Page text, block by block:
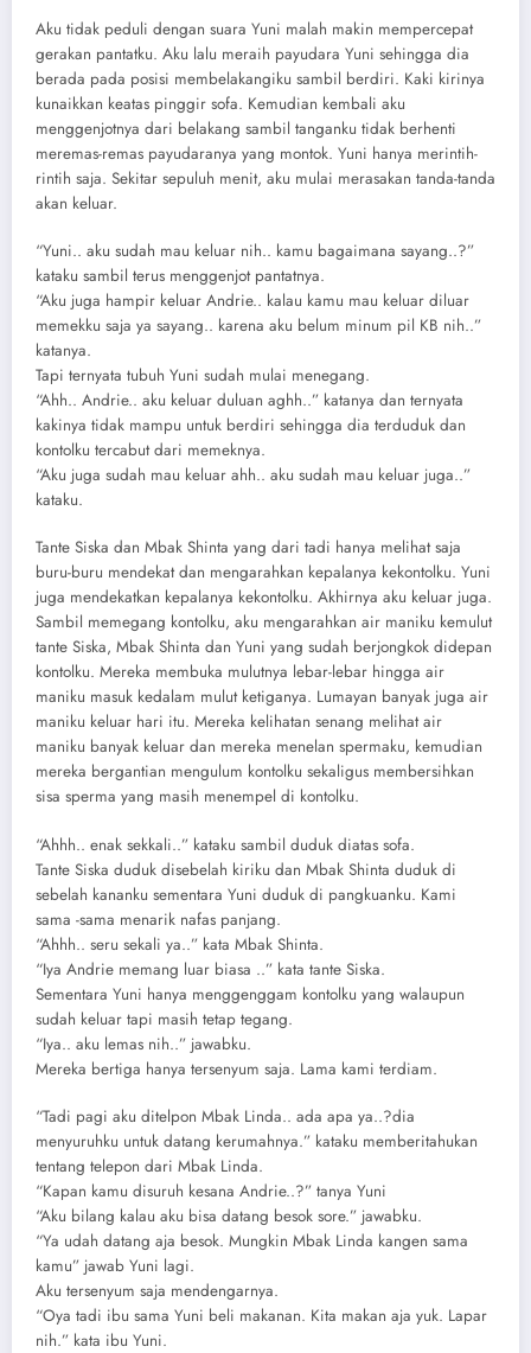
Aku tidak peduli dengan suara Yuni malah makin mempercepat
gerakan pantatku. Aku lalu meraih payudara Yuni sehingga dia
berada pada posisi membelakangiku sambil berdiri. Kaki kirinya
kunaikkan keatas pinggir sofa. Kemudian kembali aku
menggenjotnya dari belakang sambil tanganku tidak berhenti
meremas-remas payudaranya yang montok. Yuni hanya merintih-
rintih saja. Sekitar sepuluh menit, aku mulai merasakan tanda-tanda
akan keluar.
“Yuni.. aku sudah mau keluar nih.. kamu bagaimana sayang..?”
kataku sambil terus menggenjot pantatnya.
“Aku juga hampir keluar Andrie.. kalau kamu mau keluar diluar
memekku saja ya sayang.. karena aku belum minum pil KB nih..”
katanya.
Tapi ternyata tubuh Yuni sudah mulai menegang.
“Ahh.. Andrie.. aku keluar duluan aghh..” katanya dan ternyata
kakinya tidak mampu untuk berdiri sehingga dia terduduk dan
kontolku tercabut dari memeknya.
“Aku juga sudah mau keluar ahh.. aku sudah mau keluar juga..”
kataku.
Tante Siska dan Mbak Shinta yang dari tadi hanya melihat saja
buru-buru mendekat dan mengarahkan kepalanya kekontolku. Yuni
juga mendekatkan kepalanya kekontolku. Akhirnya aku keluar juga.
Sambil memegang kontolku, aku mengarahkan air maniku kemulut
tante Siska, Mbak Shinta dan Yuni yang sudah berjongkok didepan
kontolku. Mereka membuka mulutnya lebar-lebar hingga air
maniku masuk kedalam mulut ketiganya. Lumayan banyak juga air
maniku keluar hari itu. Mereka kelihatan senang melihat air
maniku banyak keluar dan mereka menelan spermaku, kemudian
mereka bergantian mengulum kontolku sekaligus membersihkan
sisa sperma yang masih menempel di kontolku.
“Ahhh.. enak sekkali..” kataku sambil duduk diatas sofa.
Tante Siska duduk disebelah kiriku dan Mbak Shinta duduk di
sebelah kananku sementara Yuni duduk di pangkuanku. Kami
sama -sama menarik nafas panjang.
“Ahhh.. seru sekali ya..” kata Mbak Shinta.
“Iya Andrie memang luar biasa ..” kata tante Siska.
Sementara Yuni hanya menggenggam kontolku yang walaupun
sudah keluar tapi masih tetap tegang.
“Iya.. aku lemas nih..” jawabku.
Mereka bertiga hanya tersenyum saja. Lama kami terdiam.
“Tadi pagi aku ditelpon Mbak Linda.. ada apa ya..?dia
menyuruhku untuk datang kerumahnya.” kataku memberitahukan
tentang telepon dari Mbak Linda.
“Kapan kamu disuruh kesana Andrie..?” tanya Yuni
“Aku bilang kalau aku bisa datang besok sore.” jawabku.
“Ya udah datang aja besok. Mungkin Mbak Linda kangen sama
kamu” jawab Yuni lagi.
Aku tersenyum saja mendengarnya.
“Oya tadi ibu sama Yuni beli makanan. Kita makan aja yuk. Lapar
nih.” kata ibu Yuni.